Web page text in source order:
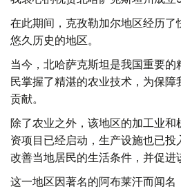
在此期间，克孜勒加尔地区经历
悠久历史的地区。
当今，北哈萨克斯坦是我国重要
民掌握了精湛的农业技术，为保
贡献。
除了农业之外，该地区的加工业
资项目已经启动，生产设施也已
改善当地居民的生活条件，并促进
这一地区因著名的阿布莱汗而闻名